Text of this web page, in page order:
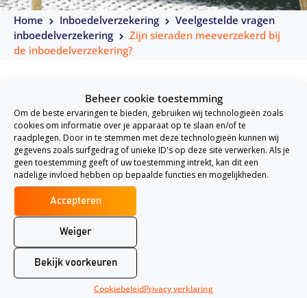
Beheer cookie toestemming
Om de beste ervaringen te bieden, gebruiken wij technologieën zoals
cookies om informatie over je apparaat op te slaan en/of te
raadplegen. Door in te stemmen met deze technologieën kunnen wij
gegevens zoals surfgedrag of unieke ID's op deze site verwerken. Als je
geen toestemming geeft of uw toestemming intrekt, kan dit een
nadelige invloed hebben op bepaalde functies en mogelijkheden.
Accepteren
Weiger
Bekijk voorkeuren
CookiebeleidPrivacy verklaring
Home Inboedelverzekering
Veelgestelde vragen
inboedelverzekering
Zijn sieraden meeverzekerd bij
de inboedelverzekering?
Ja, sieraden zijn in huis meeverzekerd via je
erzekeringtegen schade en diefstal, maar er geldt we
l een maximale vergoeding. Dit bedrag verschilt per v
erzekeraar: bij de ene ligt de grens rond de € 2.500,-, t
erwijl een andere verzekeraar tot € 15.000,- vergoedt.
Hoe werkt de dekking voor sieraden?
De inboedelverzekering vergoedt schade aan of diefs
tal van sieraden als dit binnen de dekking valt, zoals b
ij: